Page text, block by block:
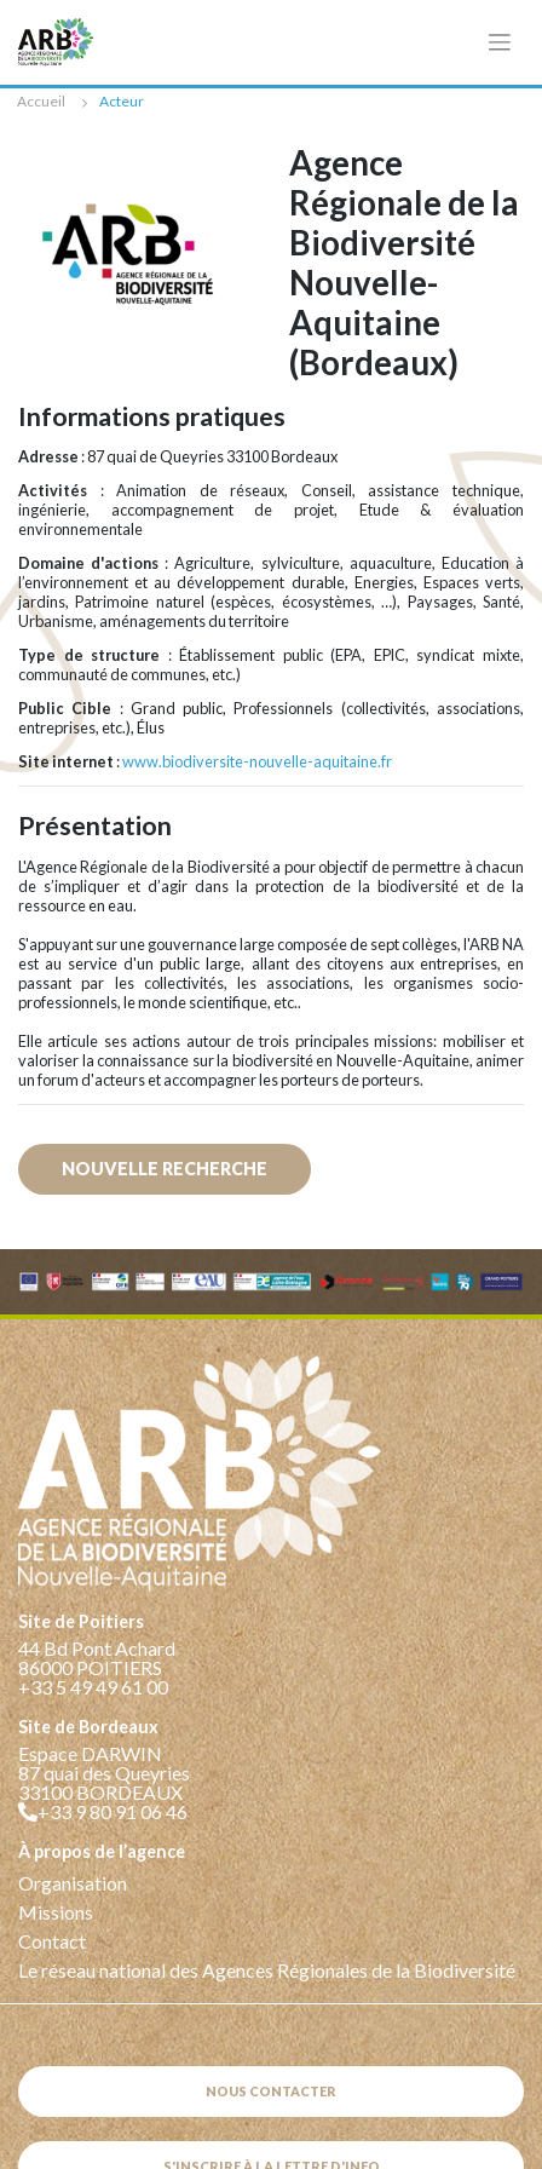
Accueil Acteur
Agence
Régionale de la
Biodiversité
Nouvelle-
Aquitaine
(Bordeaux)
Informations pratiques
Adresse : 87 quai de Queyries 33100 Bordeaux
Activités : Animation de réseaux, Conseil, assistance technique,
ingénierie, accompagnement de projet, Etude & évaluation
environnementale
Domaine d'actions : Agriculture, sylviculture, aquaculture, Education à
l’environnement et au développement durable, Energies, Espaces verts,
jardins, Patrimoine naturel (espèces, écosystèmes, …), Paysages, Santé,
Urbanisme, aménagements du territoire
Type de structure : Établissement public (EPA, EPIC, syndicat mixte,
communauté de communes, etc.)
Public Cible : Grand public, Professionnels (collectivités, associations,
entreprises, etc.), Élus
Site internet :www.biodiversite-nouvelle-aquitaine.fr
Présentation
L'Agence Régionale de la Biodiversité a pour objectif de permettre à chacun
de s’impliquer et d’agir dans la protection de la biodiversité et de la
ressource en eau.
S'appuyant sur une gouvernance large composée de sept collèges, l'ARB NA
est au service d'un public large, allant des citoyens aux entreprises, en
passant par les collectivités, les associations, les organismes socio-
professionnels, le monde scientifique, etc..
Elle articule ses actions autour de trois principales missions: mobiliser et
valoriser la connaissance sur la biodiversité en Nouvelle-Aquitaine, animer
un forum d'acteurs et accompagner les porteurs de porteurs.
NOUVELLE RECHERCHE
Site de Poitiers
44 Bd Pont Achard
86000 POITIERS
+33 5 49 49 61 00
Site de Bordeaux
Espace DARWIN
87 quai des Queyries
33100 BORDEAUX
+33 9 80 91 06 46
à propos de l’agence
Organisation
Missions
Contact
Le réseau national des Agences Régionales de la Biodiversité
NOUS CONTACTER